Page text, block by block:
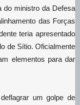
do ministro da Defesa
das Forças
teria apresentado
de Sítio. Oficialmente
elementos para dar
um golpe de